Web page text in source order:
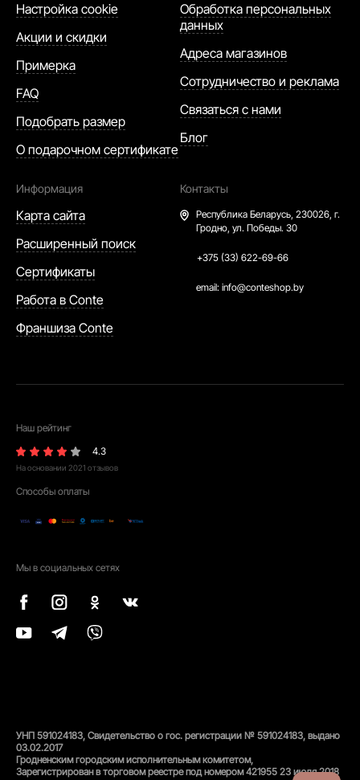
Настройка cookie
Акции и скидки
Примерка
FAQ
Подобрать размер
О подарочном сертификате
Обработка персональных
данных
Адреса магазинов
Сотрудничество и реклама
Связаться с нами
Блог
Информация
Карта сайта
Расширенный поиск
Сертификаты
Работа в Conte
Франшиза Conte
Контакты
Республика Беларусь, 230026, г.
Гродно, ул. Победы. 30
+375 (33) 622-69-66
email: info@conteshop.by
Наш рейтинг
4.3
На основании 2021 отзывов
Способы оплаты
Мы в социальных сетях
УНП 591024183, Свидетельство о гос. регистрации № 591024183, выдано
03.02.2017
Гродненским городским исполнительным комитетом,
Зарегистрирован в торговом реестре под номером 421955 23 июля 2018